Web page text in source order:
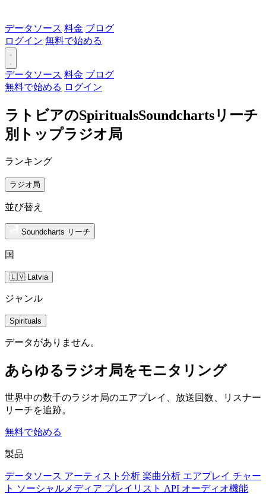
データソース 料金 ブログ
ログイン 無料で始める
データソース 料金 ブログ
無料で始める ログイン
ラトビアのSpiritualsSoundchartsリーチ
別トップラジオ局
ランキング
ラジオ局
並び替え
Soundcharts リーチ
国
🇱🇻 Latvia
ジャンル
Spirituals
データがありません。
あらゆるラジオ局をモニタリング
世界中の数千のラジオ局のエアプレイ、放送回数、リスナー
リーチを追跡。
無料で始める
製品
データソース アーティスト分析 楽曲分析 エアプレイ チャー
ト ソーシャルメディア プレイリスト API オーディオ機能